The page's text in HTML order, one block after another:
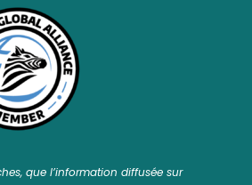
que l’information diffusée sur